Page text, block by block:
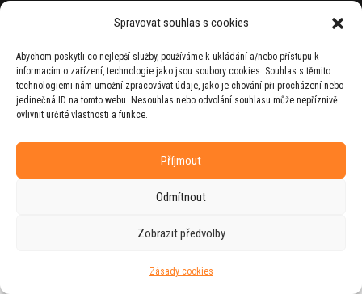
Spravovat souhlas s cookies
Abychom poskytli co nejlepší služby, používáme k ukládání a/nebo přístupu k
informacím o zařízení, technologie jako jsou soubory cookies. Souhlas s těmito
technologiemi nám umožní zpracovávat údaje, jako je chování při procházení nebo
jedinečná ID na tomto webu. Nesouhlas nebo odvolání souhlasu může nepříznivě
ovlivnit určité vlastnosti a funkce.
Příjmout
Odmítnout
Zobrazit předvolby
Zásady cookies
© 2026 Jiří Horecký – Osobní stránky Jiřího
Web vytvořila firmaRUDIve spolupráci s
agenturouZEST BRAND.